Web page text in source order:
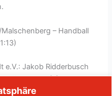
Malschenberg – Handball
e.V.: Jakob Ridderbusch
(3), Laurenz
Karrer (2), Julian